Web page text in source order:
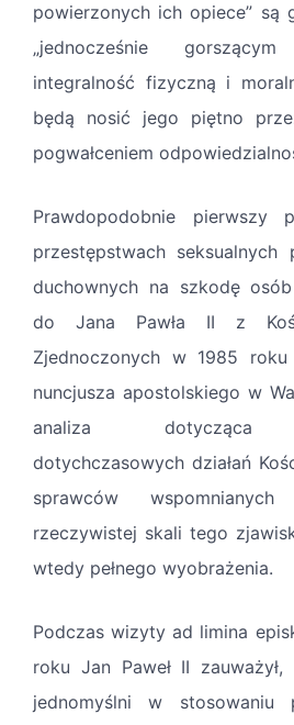
powierzonych ich opiece” są
„jednocześnie
integralność fizyczną i
będą nosić jego piętno
pogwałceniem
Prawdopodobnie pierwszy
przestępstwach seksualnych
duchownych na szkodę osób
do Jana Pawła II z
Zjednoczonych w 1985
nuncjusza apostolskiego w
analiza dotycząca
dotychczasowych działań
sprawców
rzeczywistej skali tego
wtedy pełnego wyobrażenia.
Podczas wizyty ad limina
roku Jan Paweł II
jednomyślni w stosowaniu